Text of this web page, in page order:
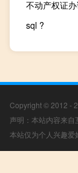
不动产权证
sql ?
Copyright © 2012 -
声明：本站内容来
本站仅为个人兴趣爱